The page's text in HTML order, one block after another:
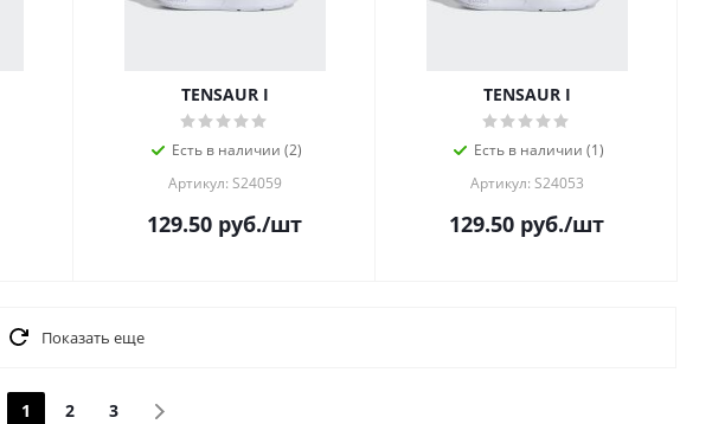
TENSAUR I
Есть в наличии (2)
Артикул: S24059
129.50 руб./шт
TENSAUR I
Есть в наличии (1)
Артикул: S24053
129.50 руб./шт
Показать еще
1 2 3